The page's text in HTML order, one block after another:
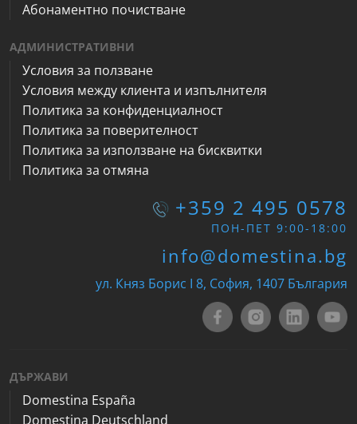
Абонаментно почистване
АДМИНИСТРАТИВНИ
Условия за ползване
Условия между клиента и изпълнителя
Политика за конфиденциалност
Политика за поверителност
Политика за използване на бисквитки
Политика за отмяна
+359 2 495 0578
ПОН-ПЕТ 9:00-18:00
info@domestina.bg
ул. Княз Борис I 8, София, 1407 България
ДЪРЖАВИ
Domestina España
Domestina Deutschland